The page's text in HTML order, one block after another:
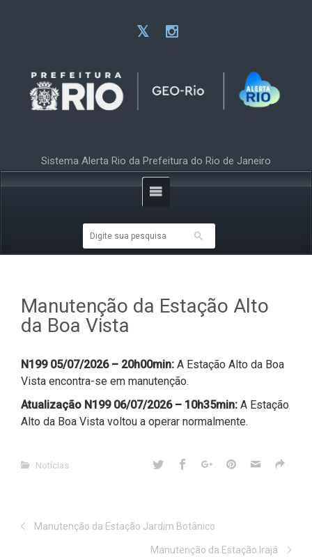
Sistema Alerta Rio da Prefeitura do Rio de Janeiro
Manutenção da Estação Alto
da Boa Vista
N199 05/07/2026 – 20h00min: A Estação Alto da Boa
Vista encontra-se em manutenção.
Atualização N199 06/07/2026 – 10h35min: A Estação
Alto da Boa Vista voltou a operar normalmente.
Notícias
Manutenção da Estação Jardim Botânico
Manutenção da Estação Irajá